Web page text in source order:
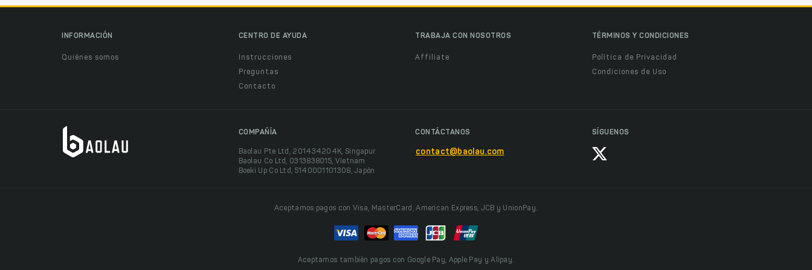
INFORMACIÓN
Quiénes somos
CENTRO DE AYUDA
Instrucciones
Preguntas
Contacto
TRABAJA CON NOSOTROS
Affiliate
TÉRMINOS Y CONDICIONES
Política de Privacidad
Condiciones de Uso
COMPAÑÍA
Baolau Pte Ltd, 201434204K, Singapur
Baolau Co Ltd, 0313838015, Vietnam
Boeki Up Co Ltd, 5140001101308, Japón
CONTÁCTANOS
contact@baolau.com
SÍGUENOS
Aceptamos pagos con Visa, MasterCard, American Express, JCB y UnionPay.
Aceptamos también pagos con Google Pay, Apple Pay y Alipay.